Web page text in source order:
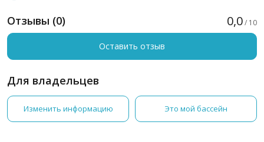
Отзывы (0) 0,0/ 10
Оставить отзыв
Для владельцев
Изменить информацию Это мой бассейн